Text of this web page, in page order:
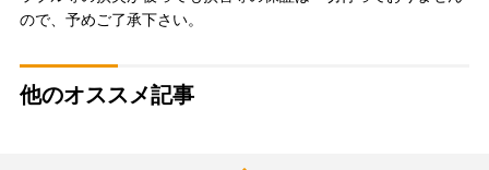
ので、予めご了承下さい。
他のオススメ記事